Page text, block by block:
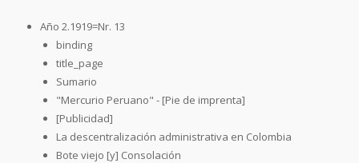
Año 2.1919=Nr. 13
binding
title_page
Sumario
"Mercurio Peruano" - [Pie de imprenta]
[Publicidad]
La descentralización administrativa en Colombia
Bote viejo [y] Consolación